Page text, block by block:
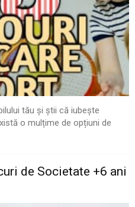
tău și știi că iubește
o mulțime de opțiuni de
de Societate +6 ani